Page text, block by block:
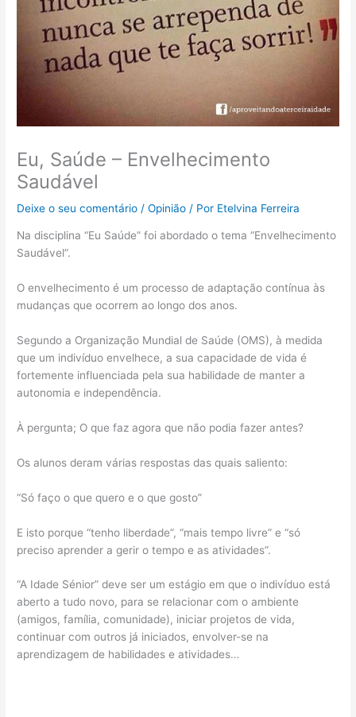
Eu, Saúde – Envelhecimento
Saudável
Deixe o seu comentário /Opinião / Por Etelvina Ferreira
Na disciplina “Eu Saúde” foi abordado o tema “Envelhecimento
Saudável”.
O envelhecimento é um processo de adaptação contínua às
mudanças que ocorrem ao longo dos anos.
Segundo a Organização Mundial de Saúde (OMS), à medida
que um indivíduo envelhece, a sua capacidade de vida é
fortemente influenciada pela sua habilidade de manter a
autonomia e independência.
À pergunta; O que faz agora que não podia fazer antes?
Os alunos deram várias respostas das quais saliento:
“Só faço o que quero e o que gosto”
E isto porque “tenho liberdade”, “mais tempo livre” e “só
preciso aprender a gerir o tempo e as atividades”.
“A Idade Sénior” deve ser um estágio em que o indivíduo está
aberto a tudo novo, para se relacionar com o ambiente
(amigos, família, comunidade), iniciar projetos de vida,
continuar com outros já iniciados, envolver-se na
aprendizagem de habilidades e atividades…